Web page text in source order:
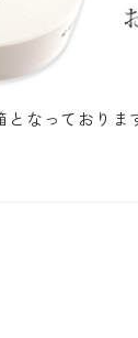
なっておりま